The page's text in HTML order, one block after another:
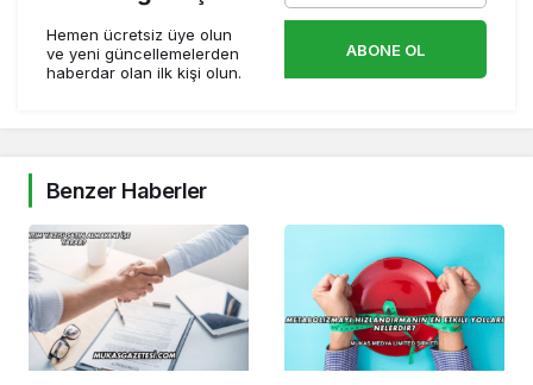
Hemen ücretsiz üye olun
ve yeni güncellemelerden
haberdar olan ilk kişi olun.
ABONE OL
Benzer Haberler